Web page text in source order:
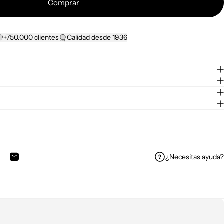
Comprar
+750.000 clientes Calidad desde 1936
en X en WhatsApp
Compartir por correo electrónico ¿Necesitas ayuda?